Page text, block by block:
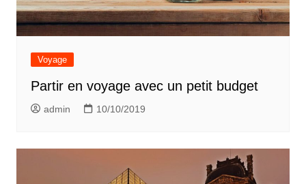
Voyage
Partir en voyage avec un petit budget
admin 10/10/2019